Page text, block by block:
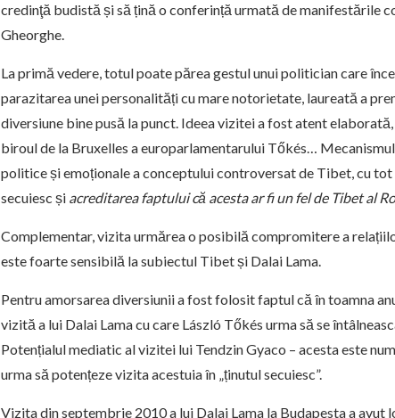
credinţă budistă și să țină o conferință urmată de manifestările
Gheorghe.
La primă vedere, totul poate părea gestul unui politician care
parazitarea unei personalități cu mare notorietate, laureată a
diversiune bine pusă la punct. Ideea vizitei a fost atent
biroul de la Bruxelles a europarlamentarului Tőkés…
politice și emoționale a conceptului controversat de Tibet, cu tot
secuiesc și acreditarea faptului că acesta ar fi un fel de Tibet al
Complementar, vizita urmărea o posibilă compromitere a
este foarte sensibilă la subiectul Tibet și Dalai Lama.
Pentru amorsarea diversiunii a fost folosit faptul că în toamna
vizită a lui Dalai Lama cu care László Tőkés urma să se
Potențialul mediatic al vizitei lui Tendzin Gyaco – acesta este
urma să potențeze vizita acestuia în „ținutul secuiesc”.
Vizita din septembrie 2010 a lui Dalai Lama la Budapesta a avut